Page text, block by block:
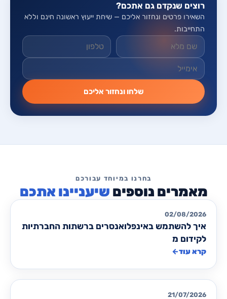
רוצים שנקדם גם אתכם?
השאירו פרטים ונחזור אליכם — שיחת ייעוץ ראשונה חינם וללא
התחייבות.
שלחו ונחזור אליכם
אל תמלאו שדה זה
שיעניינו אתכם
רשתות חברתיות
02/08/2026
איך להשתמש באינפלואנסרים ברשתות החברתיות
לקידום מ
קרא עוד←
רשתות חברתיות
21/07/2026